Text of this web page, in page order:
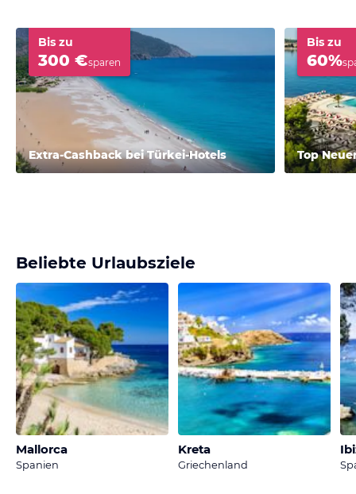
Bis zu
300 €sparen
Extra-Cashback bei Türkei-Hotels
Bis zu
60%
Top
Beliebte Urlaubsziele
Mallorca
Spanien
Kreta
Griechenland